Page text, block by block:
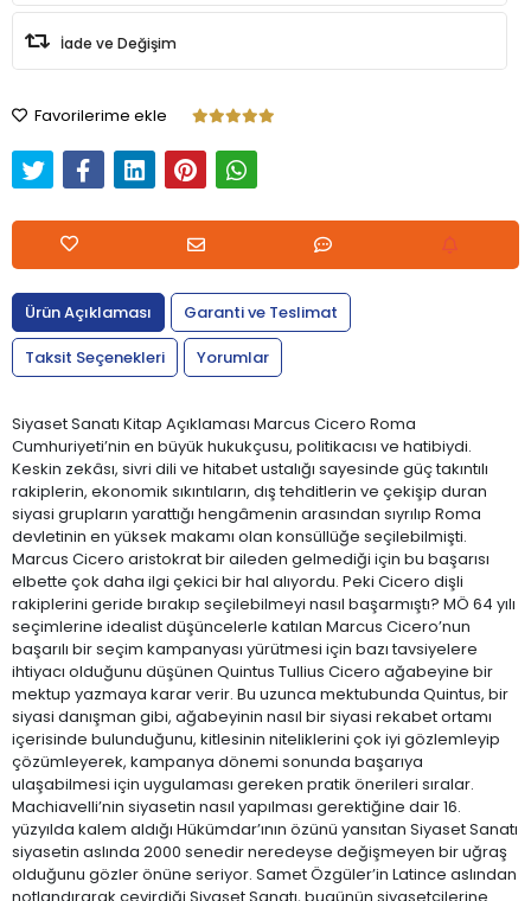
İade ve Değişim
Favorilerime ekle
Ürün Açıklaması
Garanti ve Teslimat
Taksit Seçenekleri
Yorumlar
Siyaset Sanatı Kitap Açıklaması Marcus Cicero Roma
Cumhuriyeti’nin en büyük hukukçusu, politikacısı ve hatibiydi.
Keskin zekâsı, sivri dili ve hitabet ustalığı sayesinde güç takıntılı
rakiplerin, ekonomik sıkıntıların, dış tehditlerin ve çekişip duran
siyasi grupların yarattığı hengâmenin arasından sıyrılıp Roma
devletinin en yüksek makamı olan konsüllüğe seçilebilmişti.
Marcus Cicero aristokrat bir aileden gelmediği için bu başarısı
elbette çok daha ilgi çekici bir hal alıyordu. Peki Cicero dişli
rakiplerini geride bırakıp seçilebilmeyi nasıl başarmıştı? MÖ 64 yılı
seçimlerine idealist düşüncelerle katılan Marcus Cicero’nun
başarılı bir seçim kampanyası yürütmesi için bazı tavsiyelere
ihtiyacı olduğunu düşünen Quintus Tullius Cicero ağabeyine bir
mektup yazmaya karar verir. Bu uzunca mektubunda Quintus, bir
siyasi danışman gibi, ağabeyinin nasıl bir siyasi rekabet ortamı
içerisinde bulunduğunu, kitlesinin niteliklerini çok iyi gözlemleyip
çözümleyerek, kampanya dönemi sonunda başarıya
ulaşabilmesi için uygulaması gereken pratik önerileri sıralar.
Machiavelli’nin siyasetin nasıl yapılması gerektiğine dair 16.
yüzyılda kalem aldığı Hükümdar’ının özünü yansıtan Siyaset Sanatı
siyasetin aslında 2000 senedir neredeyse değişmeyen bir uğraş
olduğunu gözler önüne seriyor. Samet Özgüler’in Latince aslından